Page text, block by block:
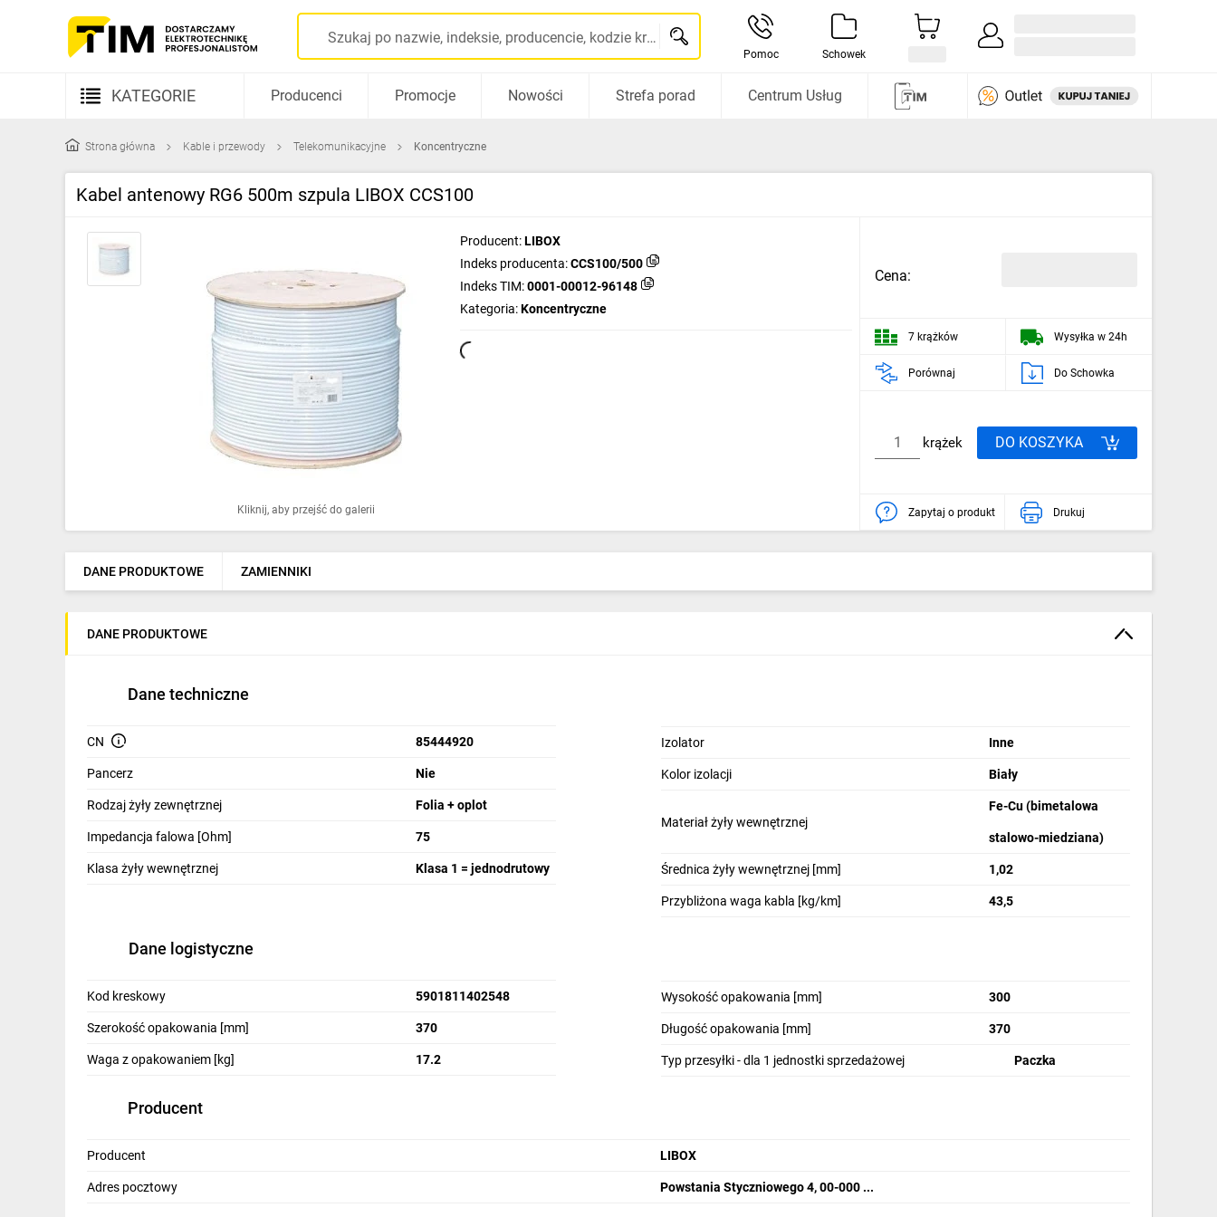
Szukaj po nazwie, indeksie, producencie, kodzie kreskowym...
Pomoc Schowek
KATEGORIE
Kable i przewody
Rozdzielnice i obudowy
Elementy prowadzenia kabli
Ogrzewanie
Elektronarzędzia i mierniki
Dom i ogród
Odzież ochronna i BHP
Smart home
Wentylacja i rekuperacja
Producenci Promocje Nowości Strefa porad Centrum Usług
Strona główna Kable i przewody Telekomunikacyjne Koncentryczne
Kabel antenowy RG6 500m szpula LIBOX CCS100
Kliknij, aby przejść do galerii
Producent:LIBOX
Indeks producenta:CCS100/500
Indeks TIM:0001-00012-96148
Kategoria:Koncentryczne
Cena:
7 krążków Wysyłka w 24h
Porównaj Do Schowka
krążek DO KOSZYKA
Zapytaj o produkt Drukuj
DANE PRODUKTOWE ZAMIENNIKI
DANE PRODUKTOWE
Dane techniczne
CN 85444920
Pancerz Nie
Rodzaj żyły zewnętrznej Folia + oplot
Impedancja falowa [Ohm] 75
Klasa żyły wewnętrznej Klasa 1 = jednodrutowy
Izolator Inne
Kolor izolacji Biały
Materiał żyły wewnętrznej
Fe-Cu (bimetalowa
stalowo-miedziana)
Średnica żyły wewnętrznej [mm] 1,02
Przybliżona waga kabla [kg/km] 43,5
Dane logistyczne
Kod kreskowy 5901811402548
Szerokość opakowania [mm] 370
Waga z opakowaniem [kg] 17.2
Wysokość opakowania [mm] 300
Długość opakowania [mm] 370
Typ przesyłki - dla 1 jednostki sprzedażowej Paczka
Producent
Producent LIBOX
Adres pocztowy Powstania Styczniowego 4, 00-000 ...